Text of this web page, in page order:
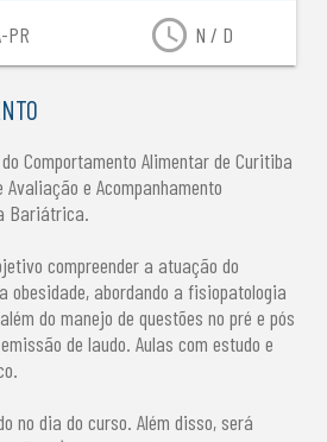
access_time N / D
PR
Comportamento Alimentar de Curitiba
e Acompanhamento
Bariátrica.
compreender a atuação do
obesidade, abordando a fisiopatologia
do manejo de questões no pré e pós
de laudo. Aulas com estudo e
no dia do curso. Além disso, será